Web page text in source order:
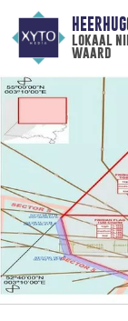
lokaal
waard